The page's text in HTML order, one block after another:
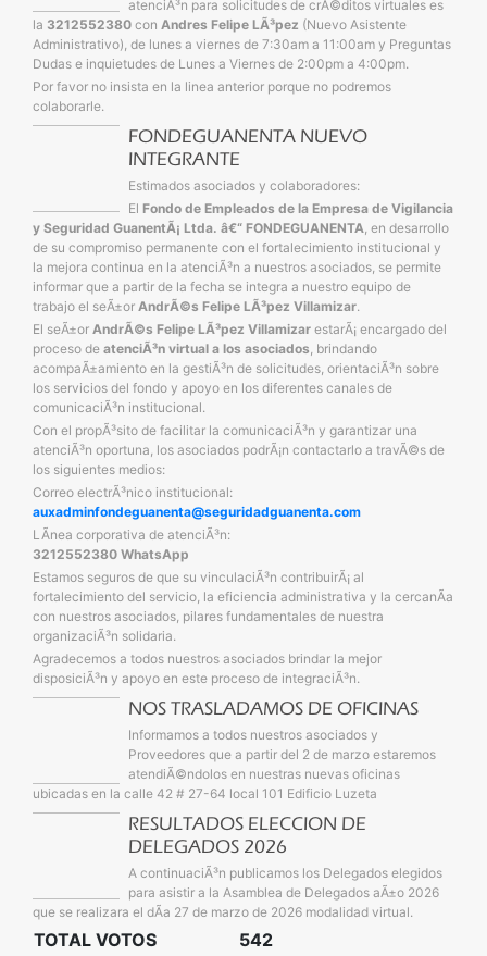
atenciÃ³n para solicitudes de crÃ©ditos virtuales es
la 3212552380 con Andres Felipe LÃ³pez (Nuevo Asistente
Administrativo), de lunes a viernes de 7:30am a 11:00am y Preguntas
Dudas e inquietudes de Lunes a Viernes de 2:00pm a 4:00pm.
Por favor no insista en la linea anterior porque no podremos
colaborarle.
FONDEGUANENTA NUEVO
INTEGRANTE
Estimados asociados y colaboradores:
El Fondo de Empleados de la Empresa de Vigilancia
y Seguridad GuanentÃ¡ Ltda. â€“ FONDEGUANENTA, en desarrollo
de su compromiso permanente con el fortalecimiento institucional y
la mejora continua en la atenciÃ³n a nuestros asociados, se permite
informar que a partir de la fecha se integra a nuestro equipo de
trabajo el seÃ±or AndrÃ©s Felipe LÃ³pez Villamizar.
El seÃ±or AndrÃ©s Felipe LÃ³pez Villamizar estarÃ¡ encargado del
proceso de atenciÃ³n virtual a los asociados, brindando
acompaÃ±amiento en la gestiÃ³n de solicitudes, orientaciÃ³n sobre
los servicios del fondo y apoyo en los diferentes canales de
comunicaciÃ³n institucional.
Con el propÃ³sito de facilitar la comunicaciÃ³n y garantizar una
atenciÃ³n oportuna, los asociados podrÃ¡n contactarlo a travÃ©s de
los siguientes medios:
Correo electrÃ³nico institucional:
auxadminfondeguanenta@seguridadguanenta.com
LÃ­nea corporativa de atenciÃ³n:
3212552380 WhatsApp
Estamos seguros de que su vinculaciÃ³n contribuirÃ¡ al
fortalecimiento del servicio, la eficiencia administrativa y la cercanÃ­a
con nuestros asociados, pilares fundamentales de nuestra
organizaciÃ³n solidaria.
Agradecemos a todos nuestros asociados brindar la mejor
disposiciÃ³n y apoyo en este proceso de integraciÃ³n.
NOS TRASLADAMOS DE OFICINAS
Informamos a todos nuestros asociados y
Proveedores que a partir del 2 de marzo estaremos
atendiÃ©ndolos en nuestras nuevas oficinas
ubicadas en la calle 42 # 27-64 local 101 Edificio Luzeta
RESULTADOS ELECCION DE
DELEGADOS 2026
A continuaciÃ³n publicamos los Delegados elegidos
para asistir a la Asamblea de Delegados aÃ±o 2026
que se realizara el dÃ­a 27 de marzo de 2026 modalidad virtual.
TOTAL VOTOS
542